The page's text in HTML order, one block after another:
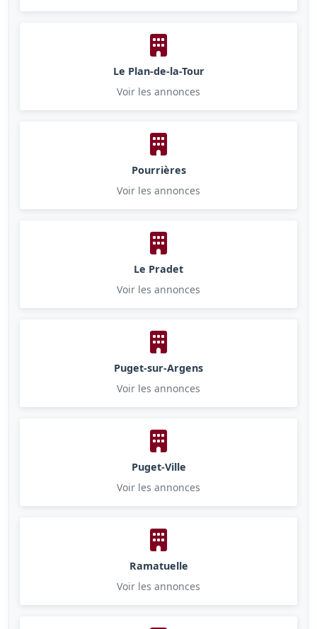
Le Plan-de-la-Tour
Voir les annonces
Pourrières
Voir les annonces
Le Pradet
Voir les annonces
Puget-sur-Argens
Voir les annonces
Puget-Ville
Voir les annonces
Ramatuelle
Voir les annonces